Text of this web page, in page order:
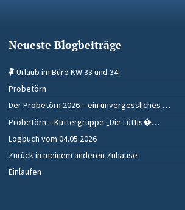
Neueste Blogbeiträge
Urlaub im Büro KW 33 und 34
Probetörn
Der Probetörn 2026 – ein unvergessliches …
Probetörn – Kuttergruppe „Die Lüttis�…
Logbuch vom 04.05.2026
Zurück in meinem anderen Zuhause
Einlaufen